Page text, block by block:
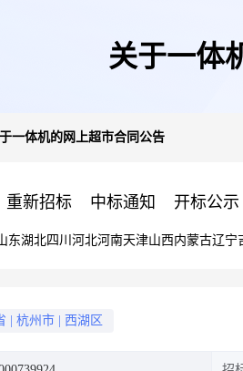
关于一体
一体机的网上超市合同公告
重新招标 中标通知 开标公示
东湖北四川 河北河南天津山西内蒙古辽宁
杭州市 西湖区